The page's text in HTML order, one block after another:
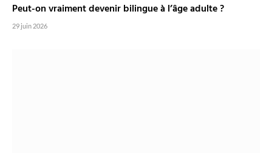
Peut-on vraiment devenir bilingue à l’âge adulte ?
29 juin 2026